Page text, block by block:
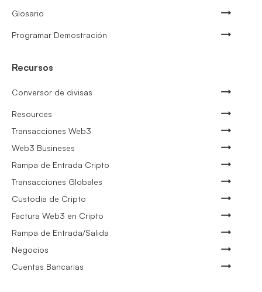
Glosario
Programar Demostración
Recursos
Conversor de divisas
Resources
Transacciones Web3
Web3 Busineses
Rampa de Entrada Cripto
Transacciones Globales
Custodia de Cripto
Factura Web3 en Cripto
Rampa de Entrada/Salida
Negocios
Cuentas Bancarias